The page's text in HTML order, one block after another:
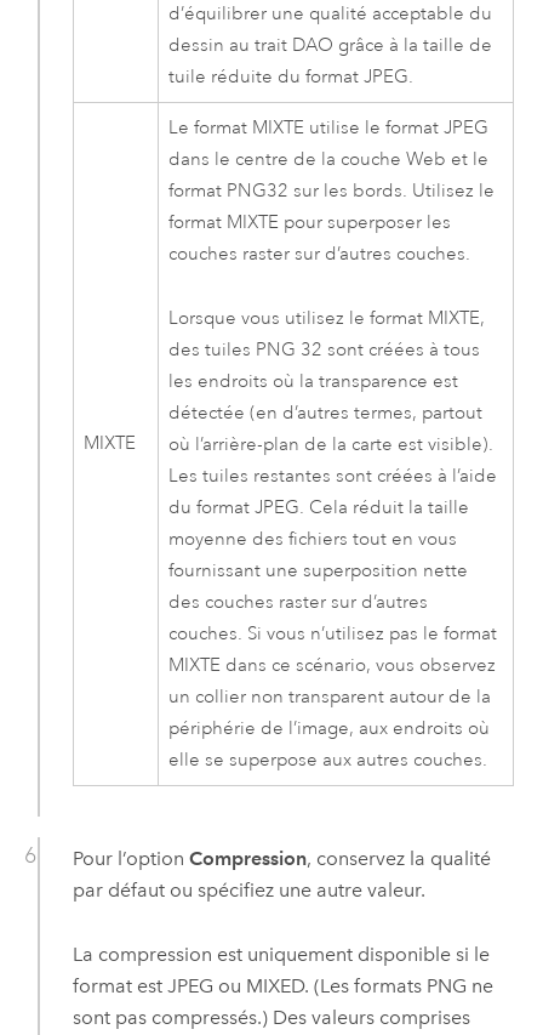
d’équilibrer une qualité acceptable du
dessin au trait DAO grâce à la taille de
tuile réduite du format JPEG.
MIXTE
Le format MIXTE utilise le format JPEG
dans le centre de la couche Web et le
format PNG32 sur les bords. Utilisez le
format MIXTE pour superposer les
couches raster sur d’autres couches.
Lorsque vous utilisez le format MIXTE,
des tuiles PNG 32 sont créées à tous
les endroits où la transparence est
détectée (en d’autres termes, partout
où l’arrière-plan de la carte est visible).
Les tuiles restantes sont créées à l’aide
du format JPEG. Cela réduit la taille
moyenne des fichiers tout en vous
fournissant une superposition nette
des couches raster sur d’autres
couches. Si vous n’utilisez pas le format
MIXTE dans ce scénario, vous observez
un collier non transparent autour de la
périphérie de l’image, aux endroits où
elle se superpose aux autres couches.
Pour l’option Compression, conservez la qualité
par défaut ou spécifiez une autre valeur.
La compression est uniquement disponible si le
format est JPEG ou MIXED. (Les formats PNG ne
sont pas compressés.) Des valeurs comprises